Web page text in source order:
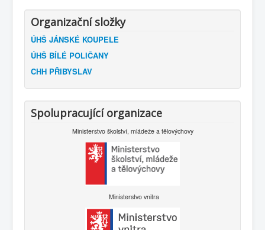
Organizační složky
ÚHŠ JÁNSKÉ KOUPELE
ÚHŠ BÍLÉ POLIČANY
CHH PŘIBYSLAV
Spolupracující organizace
Ministerstvo školství, mládeže a tělovýchovy
Ministerstvo vnitra